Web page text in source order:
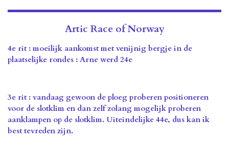
Artic Race of Norway
4e rit : moeilijk aankomst met venijnig bergje in de
plaatselijke rondes : Arne werd 24e
3e rit : vandaag gewoon de ploeg proberen positioneren
voor de slotklim en dan zelf zolang mogelijk proberen
aanklampen op de slotklim. Uiteindelijke 44e, dus kan ik
best tevreden zijn.